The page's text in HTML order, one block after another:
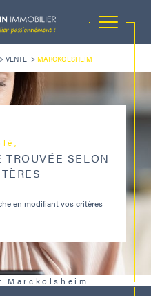
VENTE MARCKOLSHEIM
SELON
en modifiant vos critères
Marckolsheim